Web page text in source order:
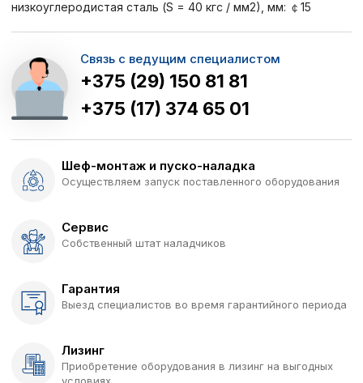
низкоуглеродистая сталь (S = 40 кгс / мм2), мм: ￠15
Связь с ведущим специалистом
+375 (29) 150 81 81
+375 (17) 374 65 01
Шеф-монтаж и пуско-наладка
Осуществляем запуск поставленного оборудования
Сервис
Собственный штат наладчиков
Гарантия
Выезд специалистов во время гарантийного периода
Лизинг
Приобретение оборудования в лизинг на выгодных